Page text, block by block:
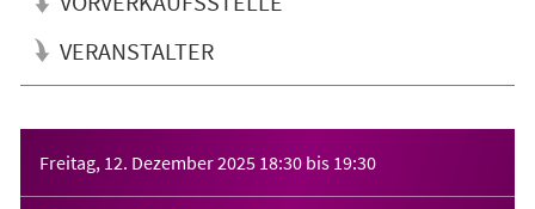
VERANSTALTER
Freitag, 12. Dezember 2025 18:30 bis 19:30